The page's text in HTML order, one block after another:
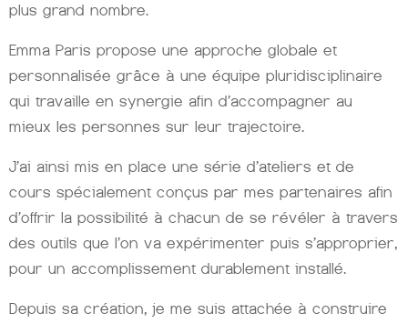
plus grand nombre.
Emma Paris propose une approche globale et
personnalisée grâce à une équipe pluridisciplinaire
qui travaille en synergie afin d’accompagner au
mieux les personnes sur leur trajectoire.
J’ai ainsi mis en place une série d’ateliers et de
cours spécialement conçus par mes partenaires afin
d’offrir la possibilité à chacun de se révéler à travers
des outils que l’on va expérimenter puis s’approprier,
pour un accomplissement durablement installé.
Depuis sa création, je me suis attachée à construire